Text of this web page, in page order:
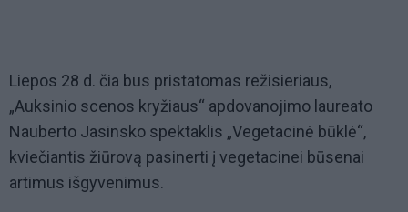
Liepos 28 d. čia bus pristatomas režisieriaus,
„Auksinio scenos kryžiaus“ apdovanojimo laureato
Nauberto Jasinsko spektaklis „Vegetacinė būklė“,
kviečiantis žiūrovą pasinerti į vegetacinei būsenai
artimus išgyvenimus.